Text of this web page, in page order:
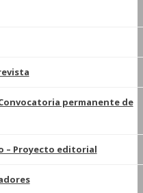
permanente de
– Proyecto editorial